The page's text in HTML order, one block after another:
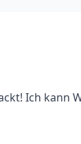
Ich kann